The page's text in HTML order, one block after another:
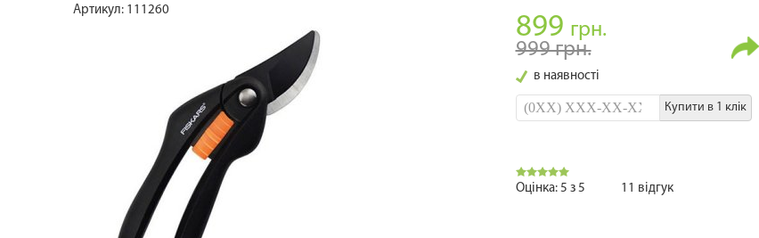
Артикул: 111260
899 грн.
999 грн.
в наявності
Купити в 1 клік
Оцінка: 5 з 5 11 відгук